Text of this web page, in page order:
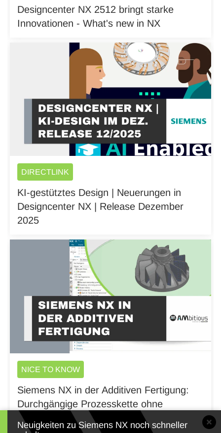
Neuigkeiten zu Siemens NX noch schneller
Designcenter NX 2512 bringt starke
Innovationen - What's new in NX
DIRECTLINK
KI-gestütztes Design | Neuerungen in
Designcenter NX | Release Dezember
2025
NICE TO KNOW
Siemens NX in der Additiven Fertigung:
Durchgängige Prozesskette ohne
Schnittstellen